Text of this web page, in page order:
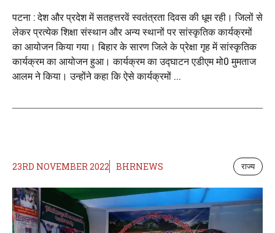
पटना : देश और प्रदेश में सतहत्तरवें स्वतंत्रता दिवस की धूम रही। जिलों से
लेकर प्रत्येक शिक्षा संस्थान और अन्य स्थानों पर सांस्कृतिक कार्यक्रमों
का आयोजन किया गया। बिहार के सारण जिले के प्रेक्षा गृह में सांस्कृतिक
कार्यक्रम का आयोजन हुआ। कार्यक्रम का उद्घाटन एडीएम मो0 मुमताज
आलम ने किया। उन्होंने कहा कि ऐसे कार्यक्रमों ...
23RD NOVEMBER 2022 BHRNEWS राज्य